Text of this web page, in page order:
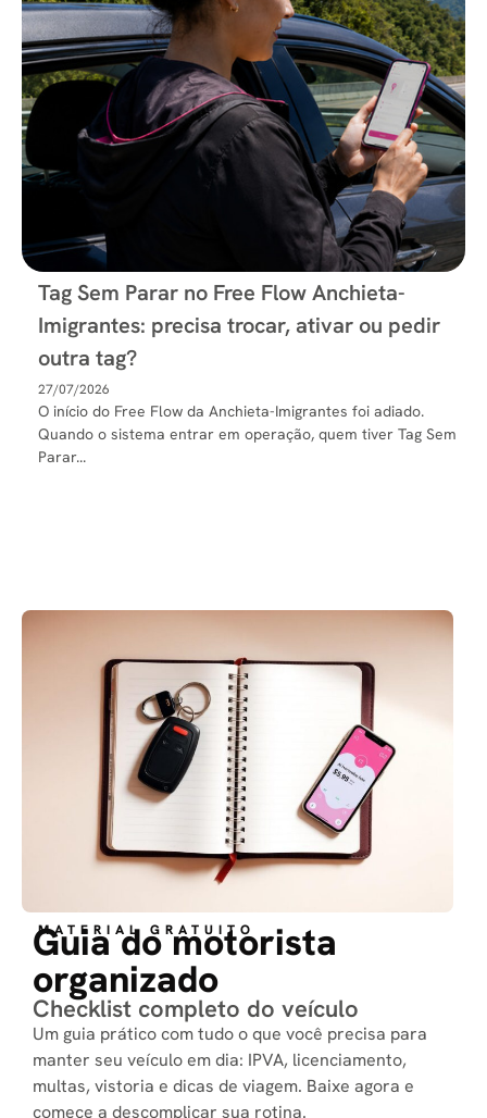
Tag Sem Parar no Free Flow Anchieta-
Imigrantes: precisa trocar, ativar ou pedir
outra tag?
27/07/2026
O início do Free Flow da Anchieta-Imigrantes foi adiado.
Quando o sistema entrar em operação, quem tiver Tag Sem
Parar...
MATERIAL GRATUITO
Guia do motorista
organizado
Checklist completo do veículo
Um guia prático com tudo o que você precisa para
manter seu veículo em dia: IPVA, licenciamento,
multas, vistoria e dicas de viagem. Baixe agora e
comece a descomplicar sua rotina.